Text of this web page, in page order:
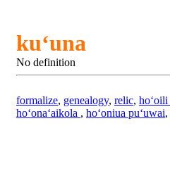
kuʻuna
No definition
formalize, genealogy, relic, hoʻoili
hoʻonaʻaikola , hoʻoniua puʻuwai,